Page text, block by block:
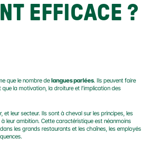
EFFICACE ?
que le nombre de langues parlées. Ils peuvent faire
la motivation, la droiture et l’implication des
leur secteur. Ils sont à cheval sur les principes, les
leur ambition. Cette caractéristique est néanmoins
les grands restaurants et les chaînes, les employés